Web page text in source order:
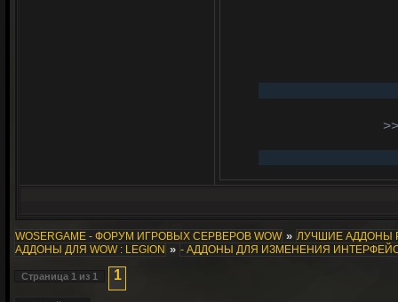
WOSERGAME - ФОРУМ ИГРОВЫХ СЕРВЕРОВ WOW » ЛУЧШИЕ АДДОНЫ
АДДОНЫ ДЛЯ WOW : LEGION » - АДДОНЫ ДЛЯ ИЗМЕНЕНИЯ
Страница 1 из 1 1